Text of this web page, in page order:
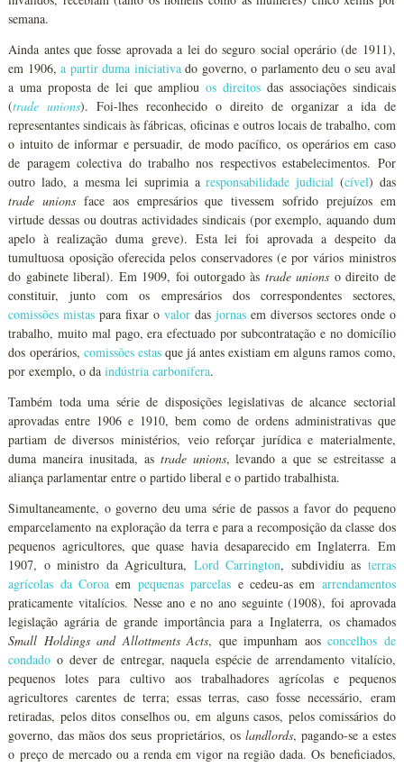
semana.
Ainda antes que fosse aprovada a lei do seguro social operário (de 1911),
em 1906,a partir duma iniciativado governo, o parlamento deu o seu aval
a uma proposta de lei que ampliouos direitos das associações sindicais
(trade unions). Foi-lhes reconhecido o direito de organizar a ida de
representantes sindicais às fábricas, oficinas e outros locais de trabalho, com
o intuito de informar e persuadir, de modo pacífico, os operários em caso
de paragem colectiva do trabalho nos respectivos estabelecimentos. Por
outro lado, a mesma lei suprimia aresponsabilidade judicial (cível) das
trade unions face aos empresários que tivessem sofrido prejuízos em
virtude dessas ou doutras actividades sindicais (por exemplo, aquando dum
apelo à realização duma greve). Esta lei foi aprovada a despeito da
tumultuosa oposição oferecida pelos conservadores (e por vários ministros
do gabinete liberal). Em 1909, foi outorgado às trade unions o direito de
constituir, junto com os empresários dos correspondentes sectores,
comissões mistas para fixar ovalor das jornasem diversos sectores onde o
trabalho, muito mal pago, era efectuado por subcontratação e no domicílio
dos operários, comissões estasque já antes existiam em alguns ramos como,
por exemplo, o daindústria carbonífera.
Também toda uma série de disposições legislativas de alcance sectorial
aprovadas entre 1906 e 1910, bem como de ordens administrativas que
partiam de diversos ministérios, veio reforçar jurídica e materialmente,
duma maneira inusitada, as trade unions, levando a que se estreitasse a
aliança parlamentar entre o partido liberal e o partido trabalhista.
Simultaneamente, o governo deu uma série de passos a favor do pequeno
emparcelamento na exploração da terra e para a recomposição da classe dos
pequenos agricultores, que quase havia desaparecido em Inglaterra. Em
1907, o ministro da Agricultura, Lord Carrington, subdividiu as terras
agrícolas da Coroa em pequenas parcelas e cedeu-as em arrendamentos
praticamente vitalícios. Nesse ano e no ano seguinte (1908), foi aprovada
legislação agrária de grande importância para a Inglaterra, os chamados
Small Holdings and Allottments Acts, que impunham aosconcelhos de
condado o dever de entregar, naquela espécie de arrendamento vitalício,
pequenos lotes para cultivo aos trabalhadores agrícolas e pequenos
agricultores carentes de terra; essas terras, caso fosse necessário, eram
retiradas, pelos ditos conselhos ou, em alguns casos, pelos comissários do
governo, das mãos dos seus proprietários, os landlords, pagando-se a estes
o preço de mercado ou a renda em vigor na região dada. Os beneficiados,